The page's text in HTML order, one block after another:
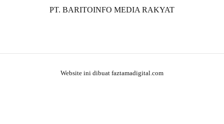
PT. BARITOINFO MEDIA RAKYAT
Website ini dibuat faztamadigital.com